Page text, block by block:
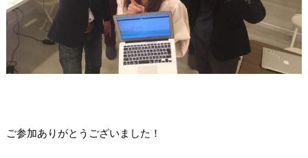
ご参加ありがとうございました！